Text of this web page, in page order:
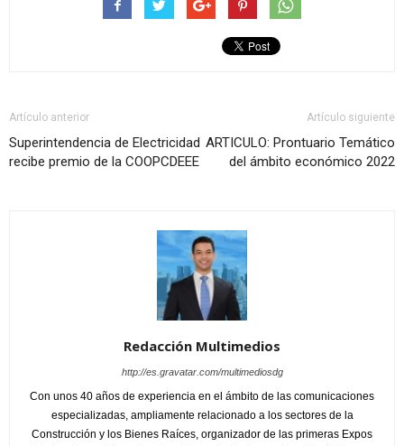
Artículo anterior
Superintendencia de Electricidad
recibe premio de la COOPCDEEE
Artículo siguiente
ARTICULO: Prontuario Temático
del ámbito económico 2022
Redacción Multimedios
http://es.gravatar.com/multimediosdg
Con unos 40 años de experiencia en el ámbito de las comunicaciones
especializadas, ampliamente relacionado a los sectores de la
Construcción y los Bienes Raíces, organizador de las primeras Expos